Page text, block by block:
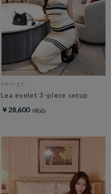
amerge.
Lea eyelet 3-piece setup
￥28,600